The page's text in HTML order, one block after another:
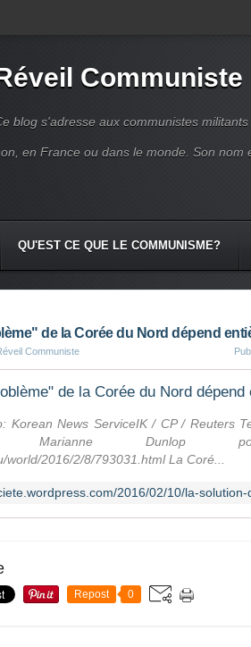
Communiste
blog s'adresse aux communistes
en France ou dans le monde. Son nom
QU'EST CE QUE LE COMMUNISME?
de la Corée du Nord dépend
Communiste
Korean News ServiceIK / CP / Reuters
Dunlop pour
world/2016/2/8/793031.html La Coré...
Repost 0